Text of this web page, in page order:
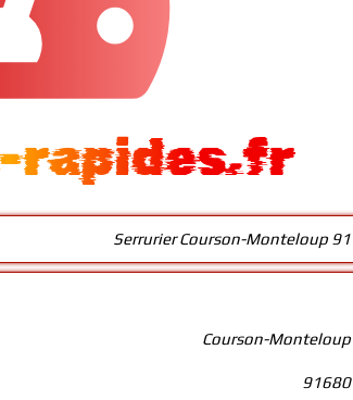
rapides.fr
Serrurier Courson-Monteloup 91
Courson-Monteloup
91680